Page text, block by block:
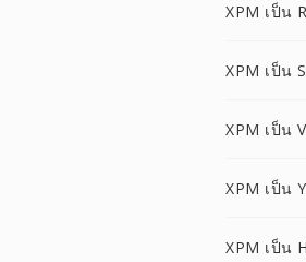
XPM เป็น
XPM เป็น
XPM เป็น
XPM เป็น
XPM เป็น